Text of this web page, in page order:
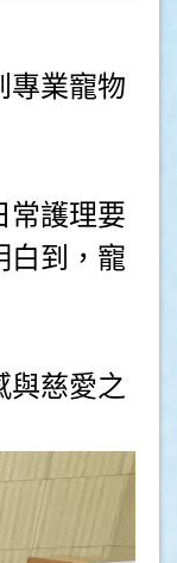
專業寵物
常護理要
白到，寵
與慈愛之